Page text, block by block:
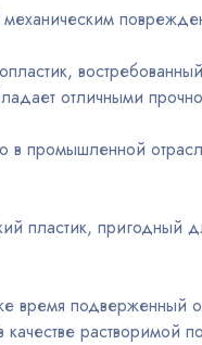
отличными
промышленной
пластик, пригодный
время подверженный
качестве растворимой